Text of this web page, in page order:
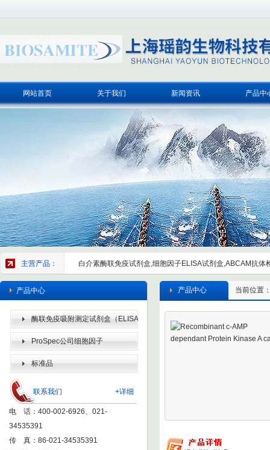
网站首页 关于我们 新闻资讯 产品中
主营产品： 白介素酶联免疫试剂盒,细胞因子ELISA试剂盒,ABCAM抗体
产品中心
酶联免疫吸附测定试剂盒（ELISA
KIT） ProSpec公司细胞因子
标准品
+详细
联系我们
电 话：400-002-6926、021-
34535391
传 真：86-021-34535391
当前位置
产品中心